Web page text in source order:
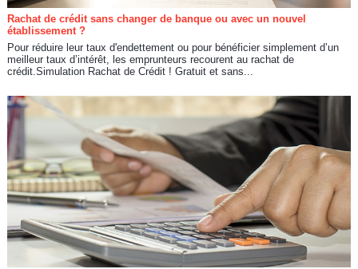
Rachat de crédit sans changer de banque ou avec un nouvel
établissement ?
Pour réduire leur taux d'endettement ou pour bénéficier simplement d’un
meilleur taux d’intérêt, les emprunteurs recourent au rachat de
crédit.Simulation Rachat de Crédit ! Gratuit et sans...